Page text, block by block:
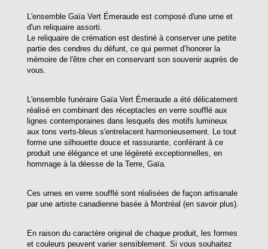
L'ensemble Gaïa Vert Émeraude est composé d'une urne et
d'un reliquaire assorti.
Le reliquaire de crémation est destiné à conserver une petite
partie des cendres du défunt, ce qui permet d’honorer la
mémoire de l'être cher en conservant son souvenir auprès de
vous.
L'ensemble funéraire Gaïa Vert Émeraude a été délicatement
réalisé en combinant des réceptacles en verre soufflé aux
lignes contemporaines dans lesquels des motifs lumineux
aux tons verts-bleus s'entrelacent harmonieusement. Le tout
forme une silhouette douce et rassurante, conférant à ce
produit une élégance et une légèreté exceptionnelles, en
hommage à la déesse de la Terre, Gaïa.
Ces urnes en verre soufflé sont réalisées de façon artisanale
par une artiste canadienne basée à Montréal (en savoir plus).
En raison du caractère original de chaque produit, les formes
et couleurs peuvent varier sensiblement. Si vous souhaitez